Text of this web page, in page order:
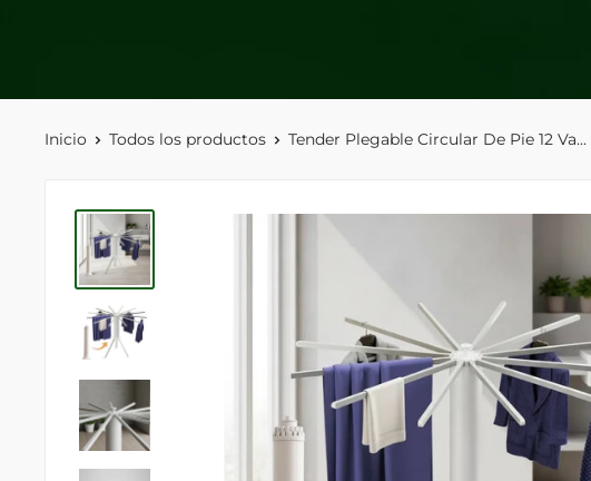
Inicio Todos los productos Tender Plegable Circular De Pie 12 Va...